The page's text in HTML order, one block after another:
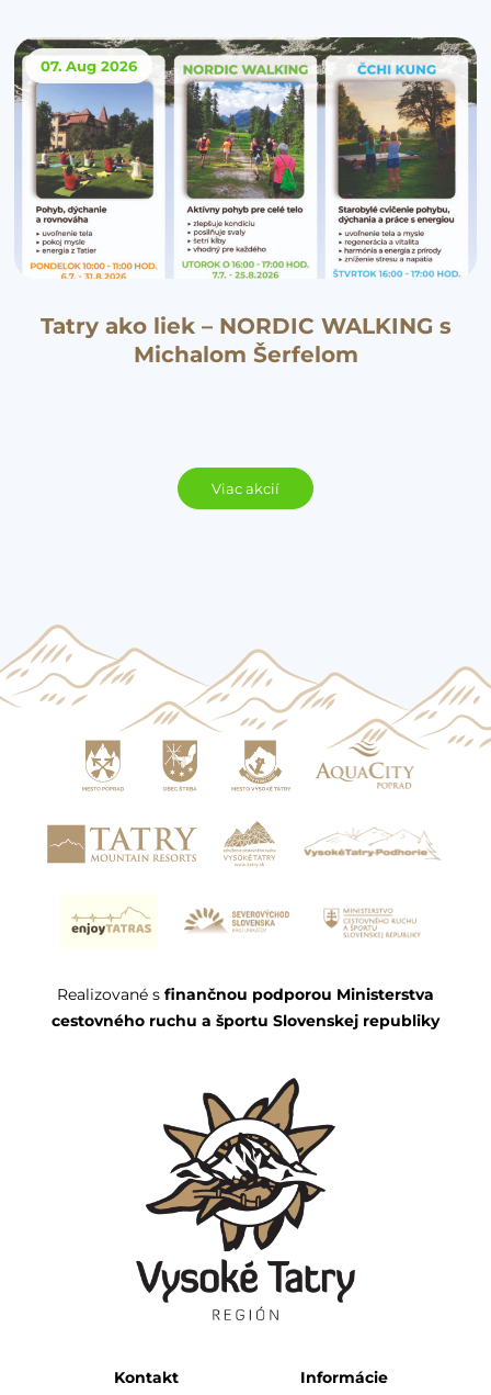
07. Aug 2026
Tatry ako liek – NORDIC WALKING s
Michalom Šerfelom
Viac akcií
Realizované s finančnou podporou Ministerstva
cestovného ruchu a športu Slovenskej republiky
Kontakt Informácie